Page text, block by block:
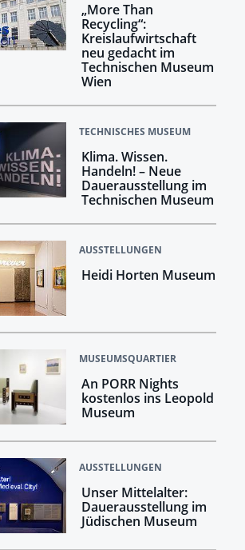
„More Than
Recycling“:
Kreislaufwirtschaft
neu gedacht im
Technischen Museum
Wien
TECHNISCHES MUSEUM
Klima. Wissen.
Handeln! –​​​​​​​ Neue
Dauerausstellung im
Technischen Museum
AUSSTELLUNGEN
Heidi Horten Museum
MUSEUMSQUARTIER
An PORR Nights
kostenlos ins Leopold
Museum
AUSSTELLUNGEN
Unser Mittelalter:
Dauerausstellung im
Jüdischen Museum